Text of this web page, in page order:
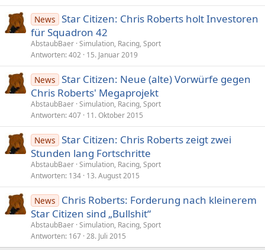
News Star Citizen: Chris Roberts holt Investoren
für Squadron 42
AbstaubBaer Simulation, Racing, Sport
Antworten 402 15. Januar 2019
News Star Citizen: Neue (alte) Vorwürfe gegen
Chris Roberts' Megaprojekt
AbstaubBaer Simulation, Racing, Sport
Antworten 407 11. Oktober 2015
News Star Citizen: Chris Roberts zeigt zwei
Stunden lang Fortschritte
AbstaubBaer Simulation, Racing, Sport
Antworten 134 13. August 2015
News
Chris Roberts: Forderung nach kleinerem
Star Citizen sind „Bullshit“
AbstaubBaer Simulation, Racing, Sport
Antworten 167 28. Juli 2015